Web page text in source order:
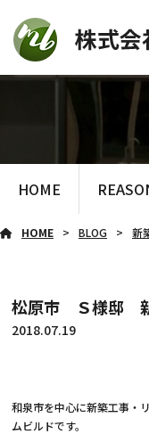
HOME
HOME BLOG 新
松原市 Ｓ様邸
2018.07.19
和泉市を中心に新築工事・
ムビルドです。